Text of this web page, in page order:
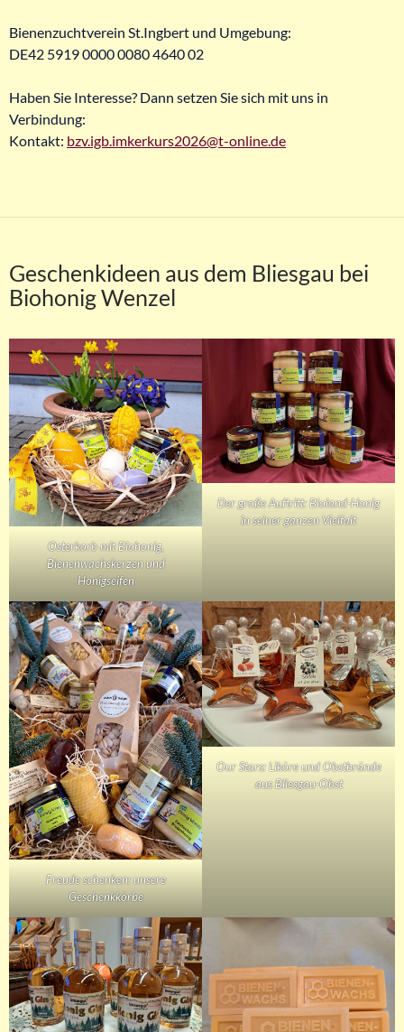
Bienenzuchtverein St.Ingbert und Umgebung:
DE42 5919 0000 0080 4640 02
Haben Sie Interesse? Dann setzen Sie sich mit uns in
Verbindung:
Kontakt: bzv.igb.imkerkurs2026@t-online.de
Geschenkideen aus dem Bliesgau bei
Biohonig Wenzel
Osterkorb mit Biohonig,
Bienenwachskerzen und
Honigseifen
Der große Auftritt: Bioland-Honig
in seiner ganzen Vielfalt
Freude schenken: unsere
Geschenkkörbe
Our Stars: Liköre und Obstbrände
aus Bliesgau-Obst